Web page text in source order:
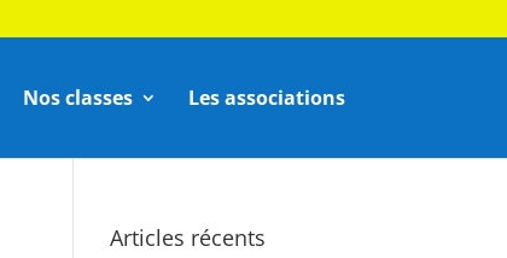
Nos classes Les associations
Articles récents